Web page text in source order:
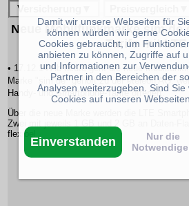
Versicherung
Neue Mobilfunkmarke sim.de
Tarife mit
• 17.12.14 Ab heute geht die neue
Marke "sim.de" gehört zu der eteleon AG,
Handy- und Smartphone-Tarife offeriert.
Über die neue Marke werden die LTE
Zwei mit jeweils 1 GB und 2 GB an Daten-
flexibel
Damit wir unsere Webseiten für
können würden wir gerne
Cookies gebraucht, um
anbieten zu können, Zugriffe auf
und Informationen zur
Partner in den Bereichen der
Analysen weiterzugeben. Sind
Cookies auf unseren
Einverstanden
Nur die